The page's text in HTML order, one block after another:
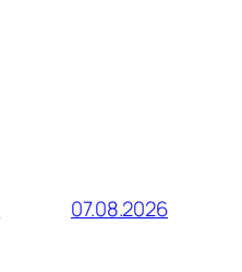
07.08.2026